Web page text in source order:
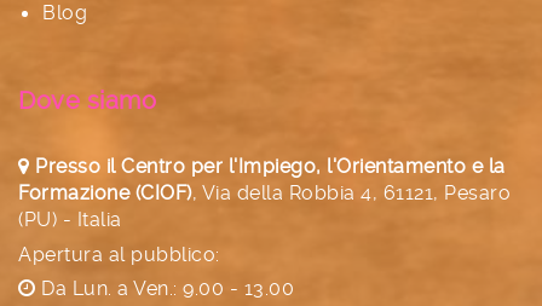
Blog
Dove siamo
Presso il Centro per l'Impiego, l'Orientamento e la
Formazione (CIOF), Via della Robbia 4, 61121, Pesaro
(PU) - Italia
Apertura al pubblico:
Da Lun. a Ven.: 9.00 - 13.00